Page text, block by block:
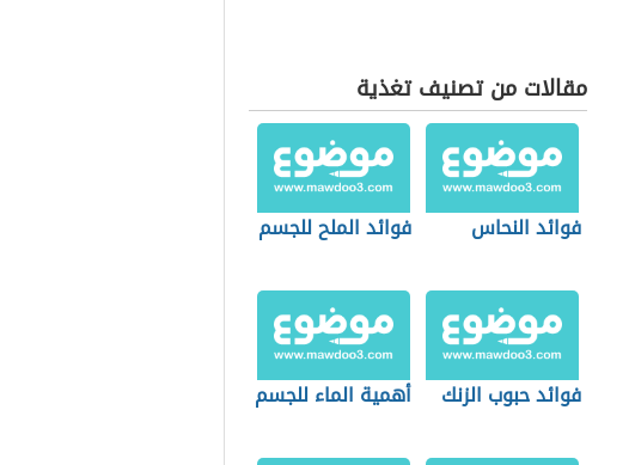
مقالات من تصنيف تغذية
فوائد النحاس فوائد الملح للجسم
فوائد حبوب الزنك أهمية الماء للجسم